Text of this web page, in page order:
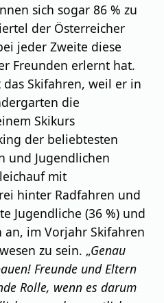
sich sogar 86 % zu
der Österreicher
jeder Zweite diese
Freunden erlernt hat.
Skifahren, weil er in
die
Skikurs
der beliebtesten
und Jugendlichen
mit
hinter Radfahren und
Jugendliche (36 %) und
an, im Vorjahr Skifahren
zu sein. „Genau
Freunde und Eltern
Rolle, wenn es darum